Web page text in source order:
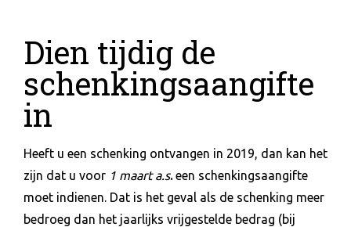
Dien tijdig de
schenkingsaangifte
in
Heeft u een schenking ontvangen in 2019, dan kan het
zijn dat u voor 1 maart a.s. een schenkingsaangifte
moet indienen. Dat is het geval als de schenking meer
bedroeg dan het jaarlijks vrijgestelde bedrag (bij